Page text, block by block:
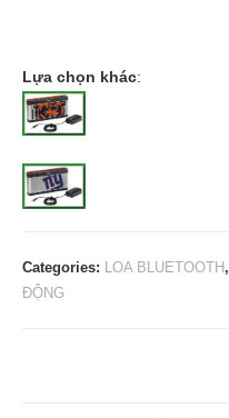
Lựa chọn khác:
Categories: LOA BLUETOOTH,
ĐỘNG